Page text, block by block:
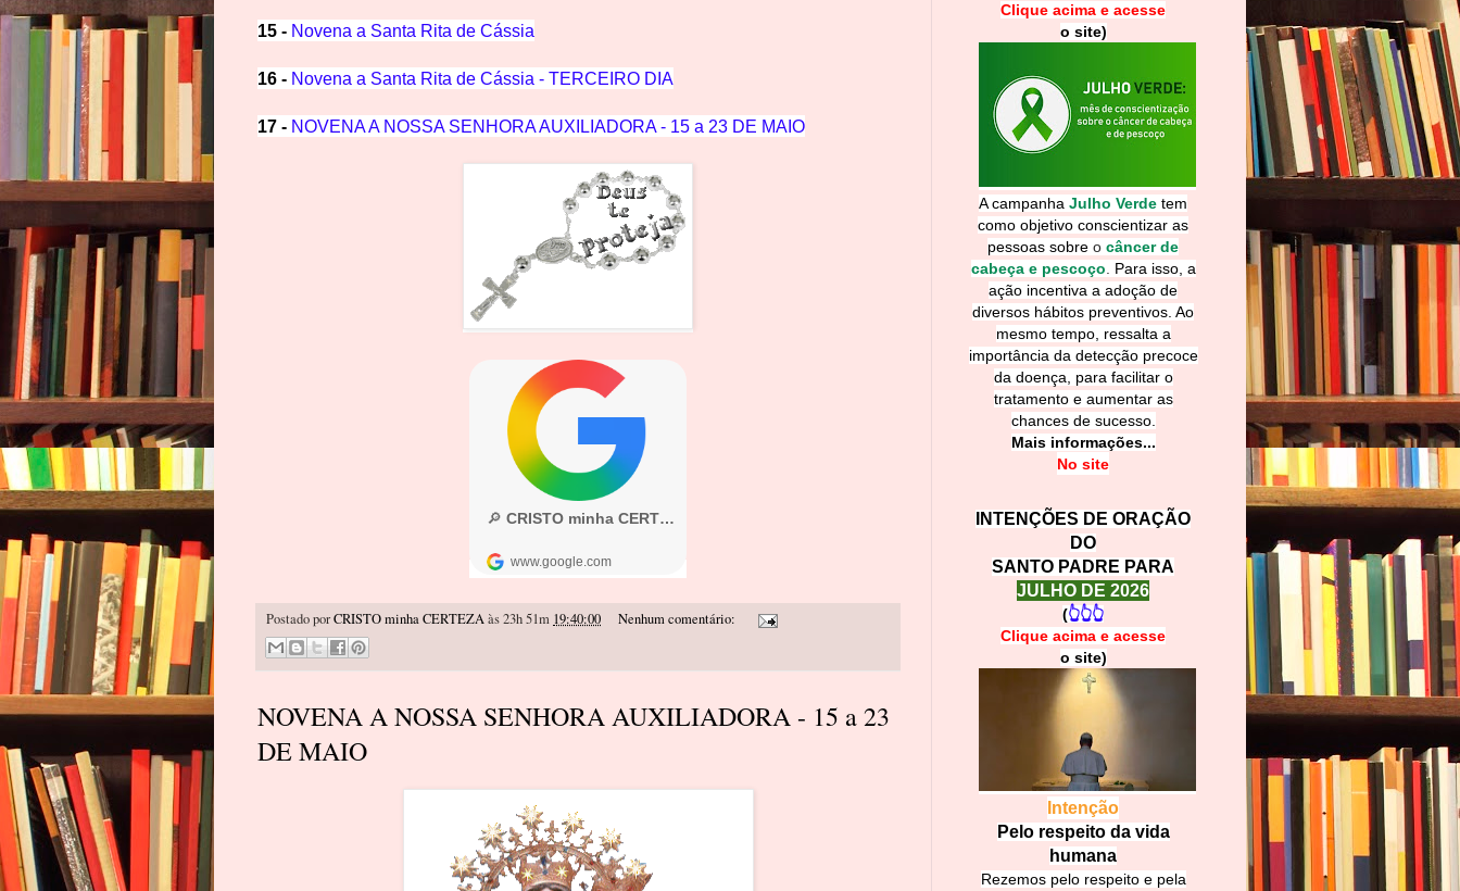
15 - Novena a Santa Rita de Cássia
16 - Novena a Santa Rita de Cássia - TERCEIRO DIA
17 - NOVENA A NOSSA SENHORA AUXILIADORA - 15 a 23 DE MAIO
Postado porCRISTO minha CERTEZAàs 23h 51m 19:40:00 Nenhum comentário:
NOVENA A NOSSA SENHORA AUXILIADORA - 15 a 23
DE MAIO
Clique acima e acesse
o site)
A campanha Julho Verde tem
como objetivo conscientizar as
pessoas sobre o câncer de
cabeça e pescoço
Para isso, a
ação incentiva a adoção de
diversos hábitos preventivos. Ao
mesmo tempo, ressalta a
importância da detecção precoce
da doença, para facilitar o
tratamento e aumentar as
chances de sucesso.
Mais informações...
No site
INTENÇÕES DE ORAÇÃO
DO
SANTO PADRE PARA
JULHO DE 2026
(👆👆👆
Clique acima e acesse
o site)
Intenção
Pelo respeito da vida
humana
Rezemos pelo respeito e pela